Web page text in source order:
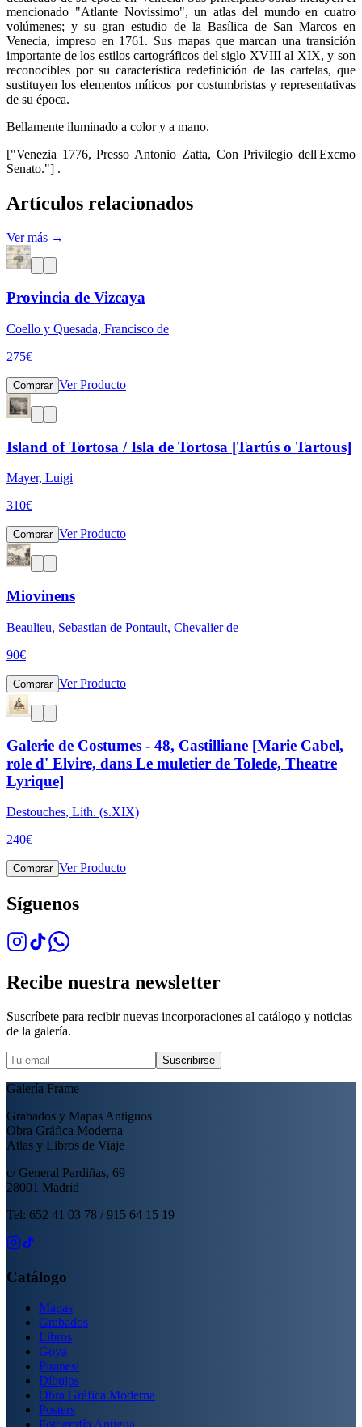
mencionado "Atlante Novissimo", un atlas del mundo en cuatro
volúmenes; y su gran estudio de la Basílica de San Marcos en
Venecia, impreso en 1761. Sus mapas que marcan una transición
importante de los estilos cartográficos del siglo XVIII al XIX, y son
reconocibles por su característica redefinición de las cartelas, que
sustituyen los elementos míticos por costumbristas y representativas
de su época.
Bellamente iluminado a color y a mano.
["Venezia 1776, Presso Antonio Zatta, Con Privilegio dell'Excmo
Senato."] .
Artículos relacionados
Ver más →
Provincia de Vizcaya
Coello y Quesada, Francisco de
275€
Comprar Ver Producto
Island of Tortosa / Isla de Tortosa [Tartús o Tartous]
Mayer, Luigi
310€
Comprar Ver Producto
Miovinens
Beaulieu, Sebastian de Pontault, Chevalier de
90€
Comprar Ver Producto
Galerie de Costumes - 48, Castilliane [Marie Cabel,
role d' Elvire, dans Le muletier de Tolede, Theatre
Lyrique]
Destouches, Lith. (s.XIX)
240€
Comprar Ver Producto
Síguenos
Recibe nuestra newsletter
Suscríbete para recibir nuevas incorporaciones al catálogo y noticias
de la galería.
Suscribirse
Galería Frame
Grabados y Mapas Antiguos
Obra Gráfica Moderna
Atlas y Libros de Viaje
c/ General Pardiñas, 69
28001 Madrid
Tel: 652 41 03 78 / 915 64 15 19
Catálogo
Mapas
Grabados
Libros
Goya
Piranesi
Dibujos
Obra Gráfica Moderna
Posters